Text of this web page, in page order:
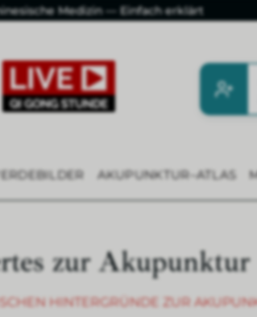
Medizin — Einfach erklärt
AKUPUNKTUR–ATLAS
zur Akupunktur
HINTERGRÜNDE ZUR